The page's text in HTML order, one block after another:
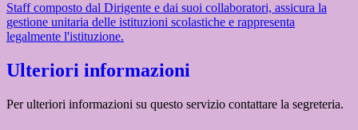
Staff composto dal Dirigente e dai suoi collaboratori, assicura la
gestione unitaria delle istituzioni scolastiche e rappresenta
legalmente l'istituzione.
Ulteriori informazioni
Per ulteriori informazioni su questo servizio contattare la segreteria.